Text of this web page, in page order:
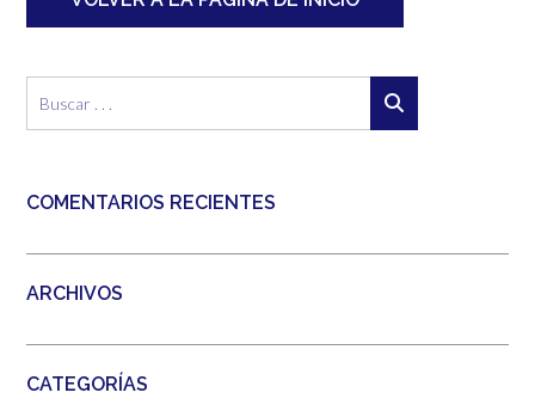
COMENTARIOS RECIENTES
ARCHIVOS
CATEGORÍAS